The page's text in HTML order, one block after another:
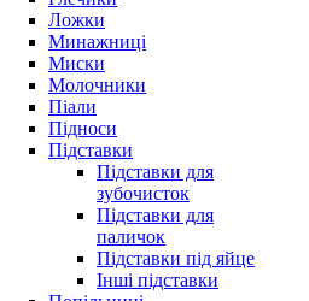
Ложки
Минажниці
Миски
Молочники
Піали
Підноси
Підставки
Підставки для
зубочисток
Підставки для
паличок
Підставки під яйце
Інші підставки